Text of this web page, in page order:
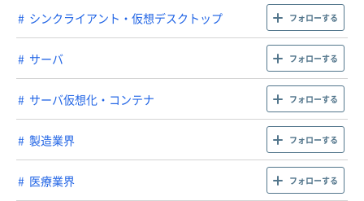
シンクライアント・仮想デスクトップ フォローする
サーバ フォローする
サーバ仮想化・コンテナ フォローする
製造業界 フォローする
医療業界 フォローする